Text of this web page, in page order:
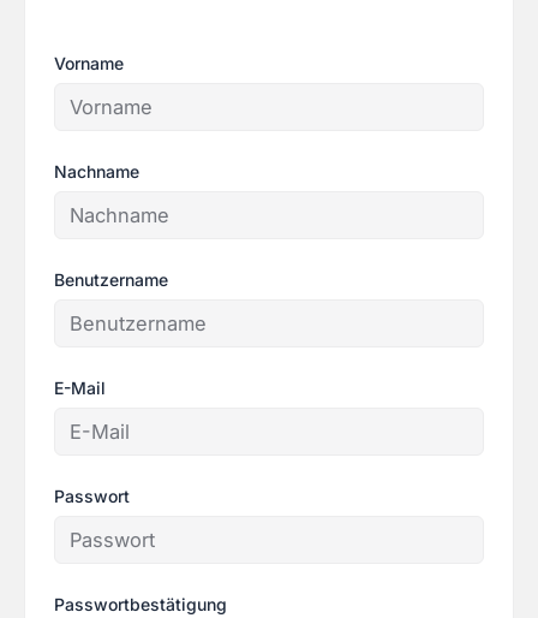
Vorname
Nachname
Benutzername
E-Mail
Passwort
Passwortbestätigung